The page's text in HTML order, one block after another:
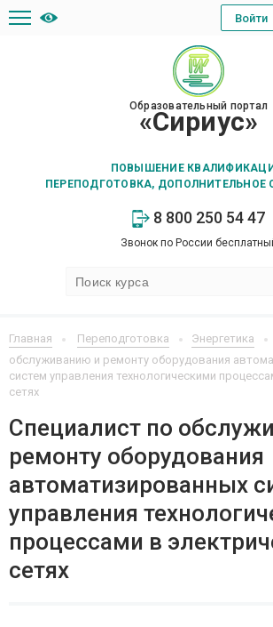
Образовательный портал
«Сириус»
ПОВЫШЕНИЕ
ПЕРЕПОДГОТОВКА, ДОПОЛНИТЕЛЬНОЕ
8 800 250 54 47
Звонок по России
Войти
Главная Переподготовка Энергетика
обслуживанию и ремонту оборудования
систем управления технологическими
сетях
Специалист по
ремонту оборудования
автоматизированных
управления
процессами в
сетях